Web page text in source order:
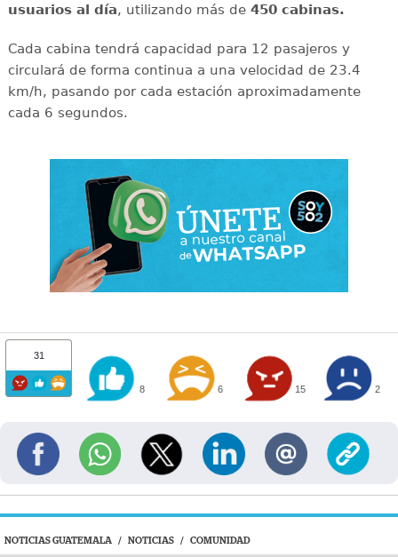
usuarios al día, utilizando más de 450 cabinas.
Cada cabina tendrá capacidad para 12 pasajeros y
circulará de forma continua a una velocidad de 23.4
km/h, pasando por cada estación aproximadamente
cada 6 segundos.
31
8 6 15 2
NOTICIAS GUATEMALA / NOTICIAS / COMUNIDAD